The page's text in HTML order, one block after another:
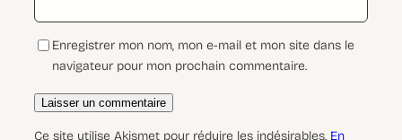
Enregistrer mon nom, mon e-mail et mon site dans le
navigateur pour mon prochain commentaire.
Ce site utilise Akismet pour réduire les indésirables. En